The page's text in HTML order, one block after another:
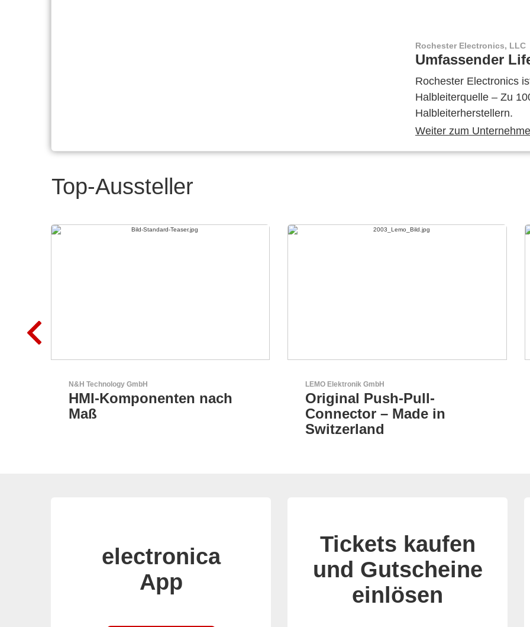
Rochester Electronics, LLC
Umfassender
Rochester Electronics
Halbleiterquelle – Zu
Halbleiterherstellern.
Weiter zum
Top-Aussteller
LEMO Elektronik GmbH
Original Push-Pull-
Connector – Made in
Sciosense B.V.
Durchfluss- und
Umweltsensoren
electronica
App
Tickets kaufen
und Gutscheine
einlösen